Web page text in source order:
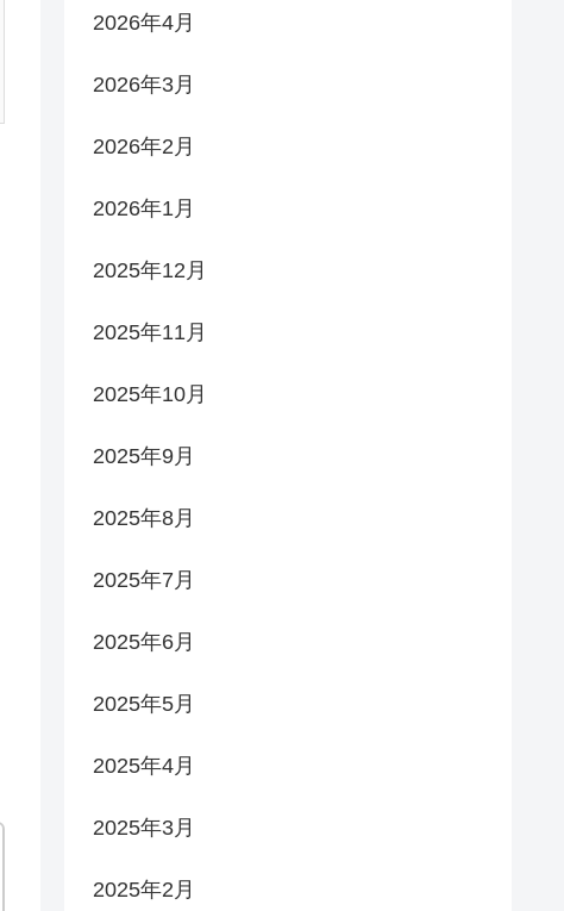
2026年4月
2026年3月
2026年2月
2026年1月
2025年12月
2025年11月
2025年10月
2025年9月
2025年8月
2025年7月
2025年6月
2025年5月
2025年4月
2025年3月
2025年2月